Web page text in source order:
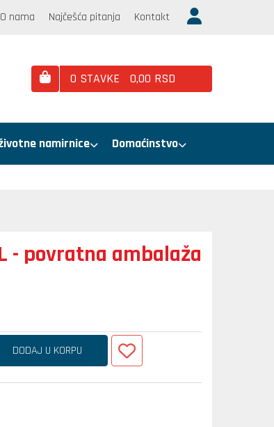
O nama Najčešća pitanja Kontakt
0 STAVKE 0,00 RSD
namirnice Domaćinstvo
- povratna ambalaža
DODAJ U KORPU